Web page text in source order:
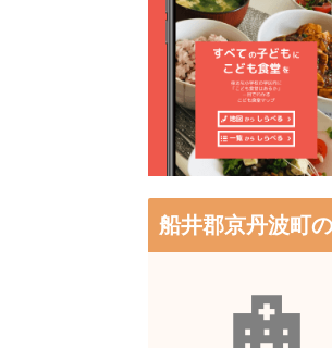
船井郡京丹波町